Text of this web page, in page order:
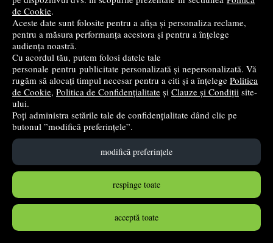
de Cookie.
Aceste date sunt folosite pentru a afișa și personaliza reclame,
pentru a măsura performanța acestora și pentru a înțelege
audiența noastră.
Cu acordul tău, putem folosi datele tale
personale pentru publicitate personalizată și nepersonalizată. Vă
rugăm să alocați timpul necesar pentru a citi și a înțelege Politica
de Cookie, Politica de Confidențialitate și Clauze și Condiții site-
ului.
Poți administra setările tale de confidențialitate dând clic pe
butonul ”modifică preferințele”.
modifică preferințele
respinge toate
acceptă toate
Tus pentru stampila automata/de cauciuc fara ulei
Office Products. 30 ml, albastru
2,73lei
Cumpără